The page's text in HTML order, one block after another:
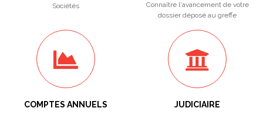
Sociétés
Connaître l'avancement de votre
dossier déposé au greffe
COMPTES ANNUELS JUDICIAIRE